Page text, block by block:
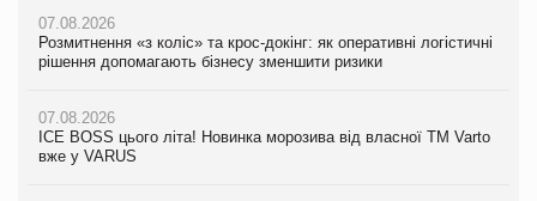
07.08.2026
Розмитнення «з коліс» та крос-докінг: як оперативні логістичні
рішення допомагають бізнесу зменшити ризики
07.08.2026
ICE BOSS цього літа! Новинка морозива від власної ТМ Varto
вже у VARUS
07.08.2026
Розмитнення «з коліс» та крос-докінг: як оперативні логістичні
рішення допомагають бізнесу зменшити ризики
07.08.2026
ICE BOSS цього літа! Новинка морозива від власної ТМ Varto
вже у VARUS
07.08.2026
Kraft Heinz скоротила збиток у першому півріччі
Продажі Hugo Boss впали на 9%